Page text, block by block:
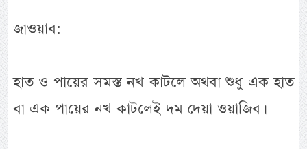
জাওয়াব:
হাত ও পায়ের সমস্ত নখ কাটলে অথবা শুধু এক হাত
বা এক পায়ের নখ কাটলেই দম দেয়া ওয়াজিব।